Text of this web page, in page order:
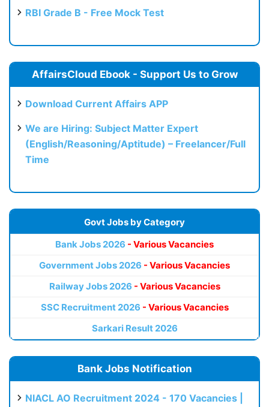
RBI Grade B - Free Mock Test
AffairsCloud Ebook - Support Us to Grow
Download Current Affairs APP
We are Hiring: Subject Matter Expert
(English/Reasoning/Aptitude) – Freelancer/Full
Time
Govt Jobs by Category
Bank Jobs 2026 - Various Vacancies
Government Jobs 2026 - Various Vacancies
Railway Jobs 2026 - Various Vacancies
SSC Recruitment 2026 - Various Vacancies
Sarkari Result 2026
Bank Jobs Notification
NIACL AO Recruitment 2024 - 170 Vacancies |